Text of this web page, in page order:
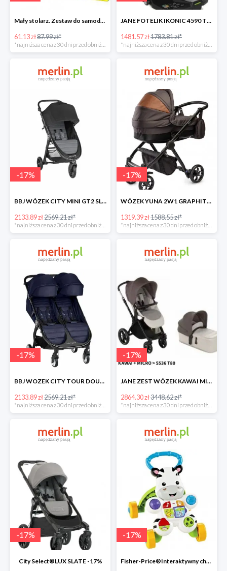
Mały stolarz. Zestaw do samodzielnego wykonania -30%
61.13 zł87.99 zł*
*najniższa cena z 30 dni przed obniżką
JANE FOTELIK IKONIC 4590 T77 NOMADS -17%
1481.57 zł1783.81 zł*
*najniższa cena z 30 dni przed obniżką
-17%
BBJ WÓZEK CITY MINI GT2 SLATE -17%
2133.89 zł2569.21 zł*
-17%
WÓZEK YUNA 2W1 GRAPHITE -17%
1319.39 zł1588.55 zł*
-17%
BBJ WOZEK CITY TOUR DOUBLE SEACREST -17%
2133.89 zł2569.21 zł*
-17%
JANE ZEST WÓZEK KAWAI MICRO -17%
2864.30 zł3448.62 zł*
-17%
City Select®LUX SLATE -17%
-17%
Fisher-Price®Interaktywny chodzik Zebra -17%